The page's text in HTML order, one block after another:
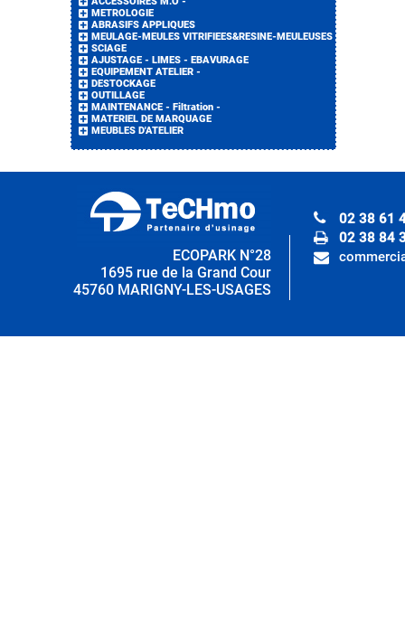
METROLOGIE
ABRASIFS APPLIQUES
MEULAGE-MEULES VITRIFIEES&RESINE-MEULEUSES
SCIAGE
AJUSTAGE - LIMES - EBAVURAGE
EQUIPEMENT ATELIER -
DESTOCKAGE
OUTILLAGE
MAINTENANCE - Filtration -
MATERIEL DE MARQUAGE
MEUBLES D'ATELIER
ECOPARK N°28
1695 rue de la Grand Cour
45760 MARIGNY-LES-USAGES
02 38 61
02 38 84